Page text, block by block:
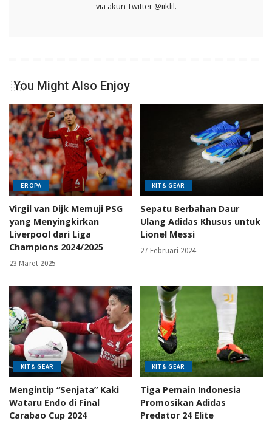
via akun Twitter @iiklil.
You Might Also Enjoy
EROPA
Virgil van Dijk Memuji PSG
yang Menyingkirkan
Liverpool dari Liga
Champions 2024/2025
23 Maret 2025
KIT & GEAR
Sepatu Berbahan Daur
Ulang Adidas Khusus untuk
Lionel Messi
27 Februari 2024
KIT & GEAR
Mengintip “Senjata” Kaki
Wataru Endo di Final
Carabao Cup 2024
KIT & GEAR
Tiga Pemain Indonesia
Promosikan Adidas
Predator 24 Elite